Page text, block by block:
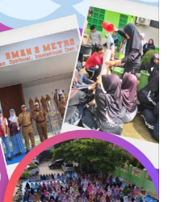
LIHAT
SEMUA
VIDEO